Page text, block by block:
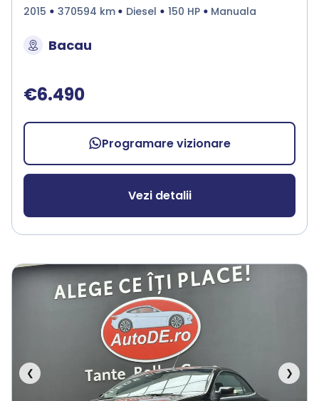
2015 370594 km Diesel 150 HP Manuala
Bacau
€6.490
Programare vizionare
Vezi detalii
❮ ❯